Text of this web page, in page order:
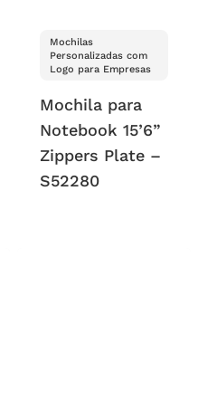
Mochilas
Personalizadas com
Logo para Empresas
Mochila para
Notebook 15’6”
Zippers Plate –
S52280